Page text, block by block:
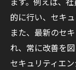
的に行い、セキ
また、最新のセ
れ、常に改善を
セキュリティエ